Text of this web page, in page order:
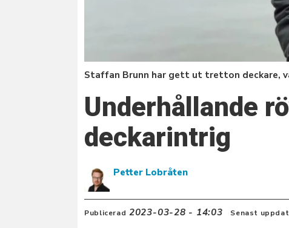
Staffan Brunn har gett ut tretton deckare,
Underhållande
deckarintrig
Petter Lobråten
Publicerad 2023-03-28 - 14:03 Senast